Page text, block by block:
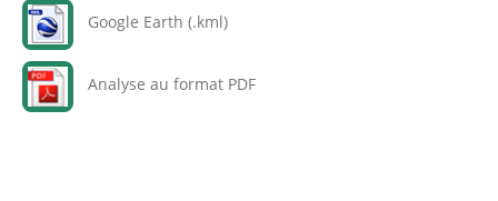
Google Earth (.kml)
Analyse au format PDF